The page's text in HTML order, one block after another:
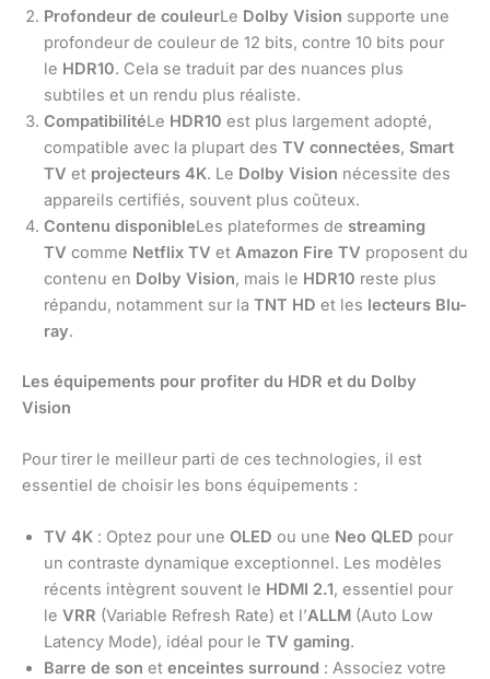
Profondeur de couleurLe Dolby Vision supporte une
profondeur de couleur de 12 bits, contre 10 bits pour
le HDR10. Cela se traduit par des nuances plus
subtiles et un rendu plus réaliste.
CompatibilitéLe HDR10 est plus largement adopté,
compatible avec la plupart des TV connectées, Smart
TV et projecteurs 4K. Le Dolby Vision nécessite des
appareils certifiés, souvent plus coûteux.
Contenu disponibleLes plateformes de streaming
TV comme Netflix TV et Amazon Fire TV proposent du
contenu en Dolby Vision, mais le HDR10 reste plus
répandu, notamment sur la TNT HD et les lecteurs Blu-
ray.
Les équipements pour profiter du HDR et du Dolby
Vision
Pour tirer le meilleur parti de ces technologies, il est
essentiel de choisir les bons équipements :
TV 4K : Optez pour une OLED ou une Neo QLED pour
un contraste dynamique exceptionnel. Les modèles
récents intègrent souvent le HDMI 2.1, essentiel pour
le VRR (Variable Refresh Rate) et l’ALLM (Auto Low
Latency Mode), idéal pour le TV gaming.
Barre de son et enceintes surround : Associez votre